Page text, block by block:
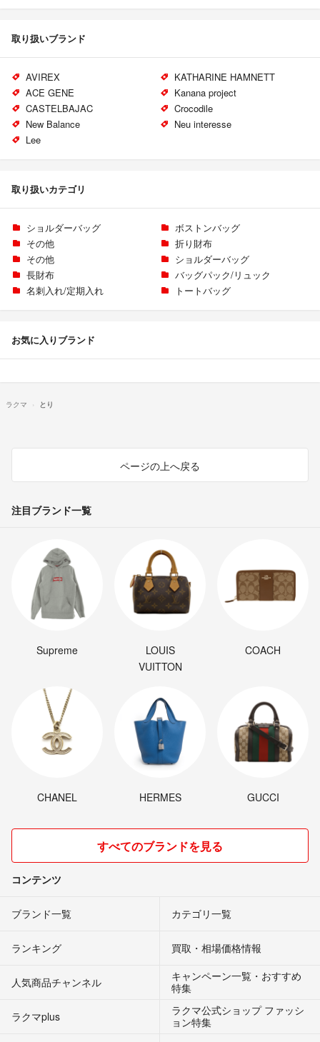
取り扱いブランド
AVIREX
KATHARINE HAMNETT
ACE GENE
Kanana project
CASTELBAJAC
Crocodile
New Balance
Neu interesse
Lee
取り扱いカテゴリ
ショルダーバッグ
ボストンバッグ
その他
折り財布
その他
ショルダーバッグ
長財布
バッグパック/リュック
名刺入れ/定期入れ
トートバッグ
お気に入りブランド
ラクマ とり
ページの上へ戻る
注目ブランド一覧
Supreme
LOUIS
VUITTON
COACH
CHANEL HERMES GUCCI
すべてのブランドを見る
コンテンツ
ブランド一覧 カテゴリ一覧
ランキング 買取・相場価格情報
人気商品チャンネル
キャンペーン一覧・おすすめ
特集
ラクマplus
ラクマ公式ショップ ファッシ
ョン特集